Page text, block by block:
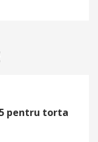
pentru torta